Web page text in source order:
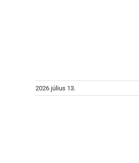
2026 július 13.